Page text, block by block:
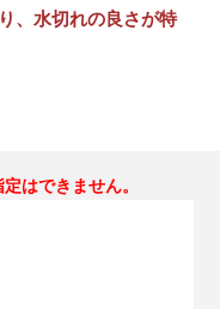
、水切れの良さが特
はできません。